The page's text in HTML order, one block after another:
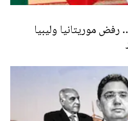
موريتانيا وليبيا